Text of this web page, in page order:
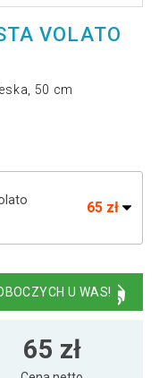
VOLATO
50 cm
65 zł
U WAS!
65 zł